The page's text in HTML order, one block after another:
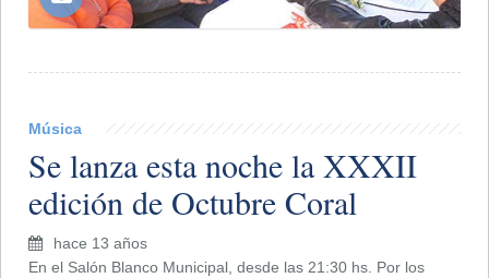
Música
Se lanza esta noche la XXXII
edición de Octubre Coral
hace 13 años
En el Salón Blanco Municipal, desde las 21:30 hs. Por los